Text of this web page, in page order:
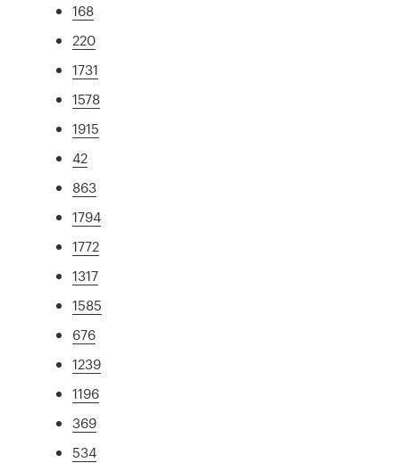
168
220
1731
1578
1915
42
863
1794
1772
1317
1585
676
1239
1196
369
534